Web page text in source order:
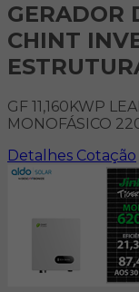
GERADOR
CHINT
GF 11,160KWP
MONOFÁSICO
Detalhes Cotação